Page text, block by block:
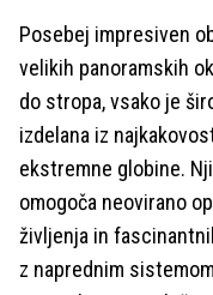
Posebej impresiven
velikih panoramskih
do stropa, vsako je
izdelana iz
ekstremne globine.
omogoča neovirano
življenja in
z naprednim